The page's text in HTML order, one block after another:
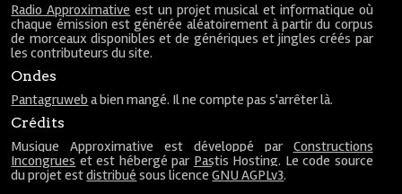
Radio Approximative est un projet musical et informatique où
chaque émission est générée aléatoirement à partir du corpus
de morceaux disponibles et de génériques et jingles créés par
les contributeurs du site.
Ondes
Pantagruweb a bien mangé. Il ne compte pas s'arrêter là.
Crédits
Musique Approximative est développé par Constructions
Incongrues et est hébergé par Pastis Hosting. Le code source
du projet estdistribué sous licenceGNU AGPLv3.